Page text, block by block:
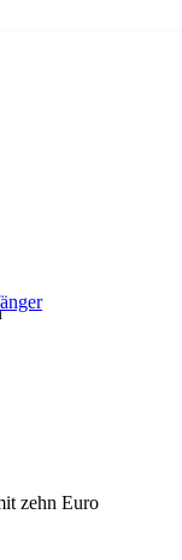
zehn Euro